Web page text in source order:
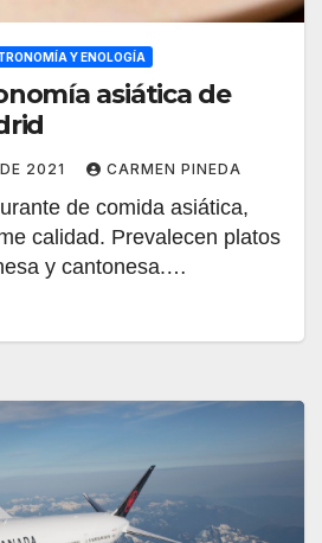
Y ENOLOGÍA
asiática de
2021 CARMEN PINEDA
de comida asiática,
calidad. Prevalecen platos
y cantonesa.…